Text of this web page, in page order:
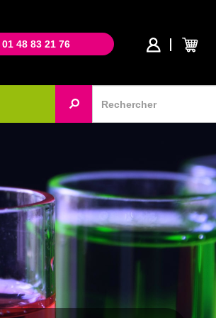
48 83 21 76